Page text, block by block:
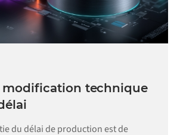
modification technique
du délai de production est de